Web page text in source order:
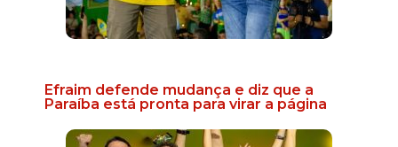
Efraim defende mudança e diz que a
Paraíba está pronta para virar a página